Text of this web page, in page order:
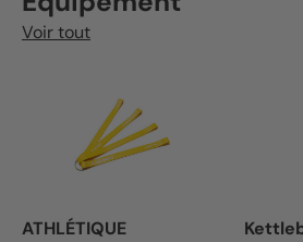
Voir tout
ATHLÉTIQUE